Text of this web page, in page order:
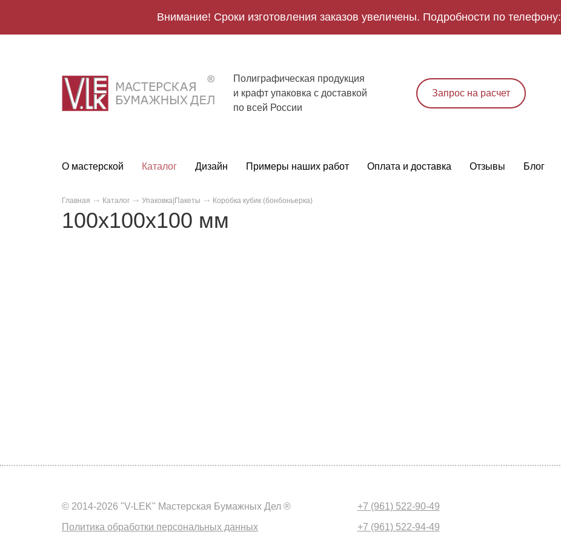
Внимание! Сроки изготовления заказов увеличены. Подробности по телефону:
V.Lek
logo
Полиграфическая продукция
и крафт упаковка с доставкой
по всей России
Запрос на расчет
О мастерской Каталог Дизайн Примеры наших работ Оплата и доставка Отзывы Блог
Главная Каталог Упаковка|Пакеты Коробка кубик (бонбоньерка)
100х100х100 мм
+7 (961) 522-90-49
+7 (961) 522-94-49
© 2014-2026 "V-LEK" Мастерская Бумажных Дел ®
Политика обработки персональных данных